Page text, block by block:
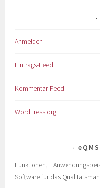
Anmelden
Eintrags-Feed
Kommentar-Feed
WordPress.org
Funktionen,
Software für das